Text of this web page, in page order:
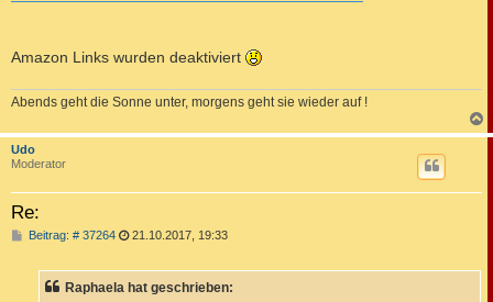
Amazon Links wurden deaktiviert
Abends geht die Sonne unter, morgens geht sie wieder auf !
a
Udo
Moderator
Re:
Beitrag: # 37264B
r
21.10.2017, 19:33
Raphaela hat geschrieben: